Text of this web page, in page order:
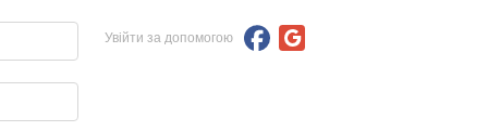
Увійти за допомогою